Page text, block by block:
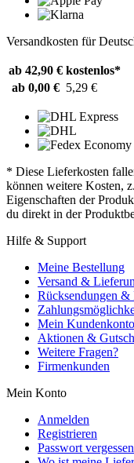
Versandkosten für
ab 42,90 € kostenlos*
ab 0,00 € 5,29 €
* Diese Lieferkosten
können weitere Kosten,
Eigenschaften der
du direkt in der
Hilfe & Support
Meine Bestellung
Versand &
Rücksendungen &
Mein Kundenkonto
Aktionen &
Weitere Fragen?
Firmenkunden
Mein Konto
Anmelden
Registrieren
Passwort